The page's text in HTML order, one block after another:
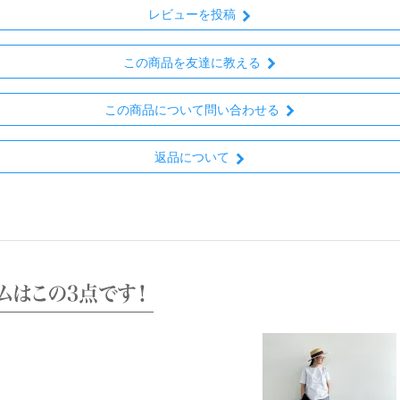
レビューを投稿
この商品を友達に教える
この商品について問い合わせる
返品について